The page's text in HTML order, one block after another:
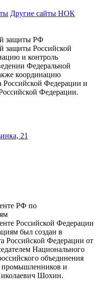
Другие сайты НОК
защиты РФ
защиты Российской
и контроль
Федеральной
координацию
Российской Федерации и
Федерации.
21
РФ по
Российской Федерации
был создан в
Российской Федерации от
Национального
объединения
промышленников и
Шохин.